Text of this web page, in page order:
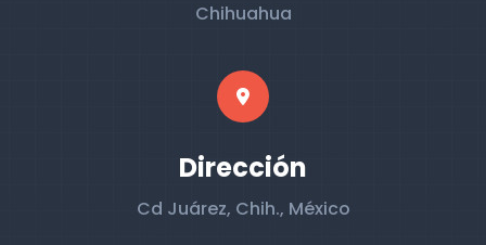
Chihuahua
Dirección
Cd Juárez, Chih., México